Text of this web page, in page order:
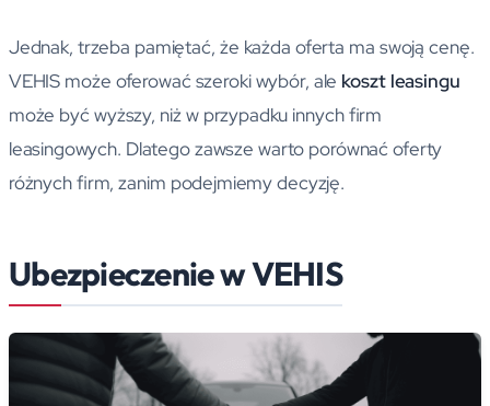
Jednak, trzeba pamiętać, że każda oferta ma swoją cenę.
VEHIS może oferować szeroki wybór, ale koszt leasingu
może być wyższy, niż w przypadku innych firm
leasingowych. Dlatego zawsze warto porównać oferty
różnych firm, zanim podejmiemy decyzję.
Ubezpieczenie w VEHIS